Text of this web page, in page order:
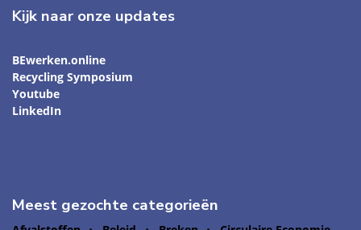
Kijk naar onze updates
BEwerken.online
Recycling Symposium
Youtube
LinkedIn
Meest gezochte categorieën